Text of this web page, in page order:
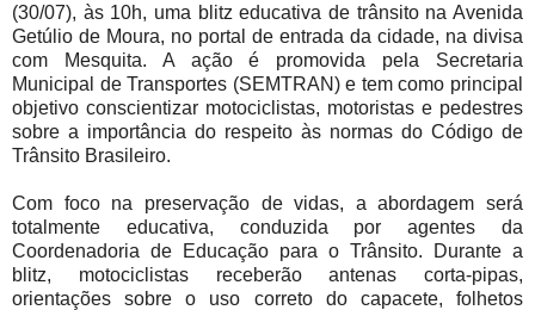
(30/07), às 10h, uma blitz educativa de trânsito na Avenida
Getúlio de Moura, no portal de entrada da cidade, na divisa
com Mesquita. A ação é promovida pela Secretaria
Municipal de Transportes (SEMTRAN) e tem como principal
objetivo conscientizar motociclistas, motoristas e pedestres
sobre a importância do respeito às normas do Código de
Trânsito Brasileiro.
Com foco na preservação de vidas, a abordagem será
totalmente educativa, conduzida por agentes da
Coordenadoria de Educação para o Trânsito. Durante a
blitz, motociclistas receberão antenas corta-pipas,
orientações sobre o uso correto do capacete, folhetos